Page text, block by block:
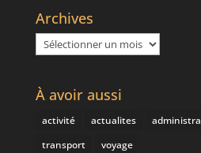
Archives
Archives
À avoir aussi
activité actualites
transport
voyage